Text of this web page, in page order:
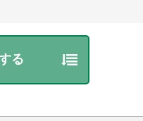
る